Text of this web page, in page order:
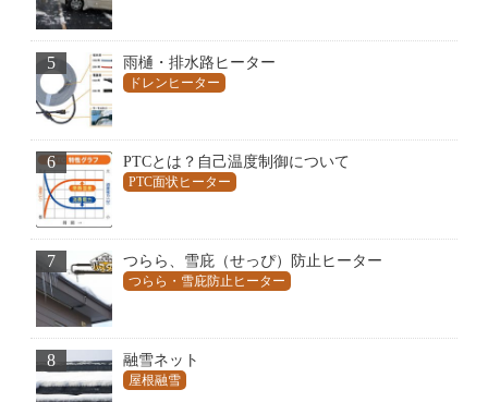
5 雨樋・排水路ヒーター
ドレンヒーター
6 PTCとは？自己温度制御について
PTC面状ヒーター
7 つらら、雪庇（せっぴ）防止ヒーター
つらら・雪庇防止ヒーター
8 融雪ネット
屋根融雪